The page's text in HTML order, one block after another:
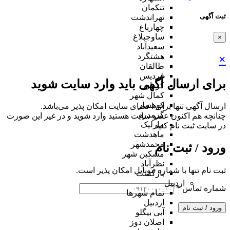
ثبت آگهی
×
×
برای ارسال آگهی باید وارد سایت شوید
ارسال آگهی تنها برای اعضای سایت امکان پذیر می‌باشد.
چنانچه هم‌ اکنون عضو سایت هستید وارد شوید و در غیر این صورت
در سایت ثبت نام کنید
ورود / ثبت نام
ثبت نام تنها با شماره موبایل امکان پذیر است.
شماره تماس*
ورود / ثبت نام
تنکمان
تهراندشت
چهارباغ
ساوجبلاغ
سعیدآباد
هشتگرد
طالقان
فردیس
کردان
کمال شهر
کوهسار
گرمدره
مارلیک
ماهدشت
محمدشهر
مشکین شهر
نظرآباد
بازگشت
اردبیل
تمام شهر‌ها
اردبیل
آبی بیگلو
اصلان دوز